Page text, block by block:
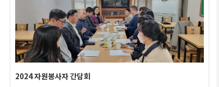
2024 자원봉사자 간담회